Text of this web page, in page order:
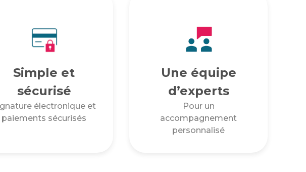
Simple et
sécurisé
électronique et
paiements sécurisés
Une équipe
d’experts
Pour un
accompagnement
personnalisé